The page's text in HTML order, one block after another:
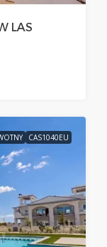
LAS
CAS1040EU